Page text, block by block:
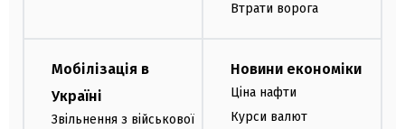
Втрати ворога
Мобілізація в
Україні
Звільнення з військової
Новини економіки
Ціна нафти
Курси валют